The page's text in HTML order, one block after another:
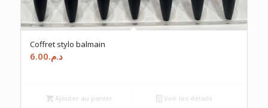
Coffret stylo balmain
د.م.6.00
Ajouter au panier Voir les détails